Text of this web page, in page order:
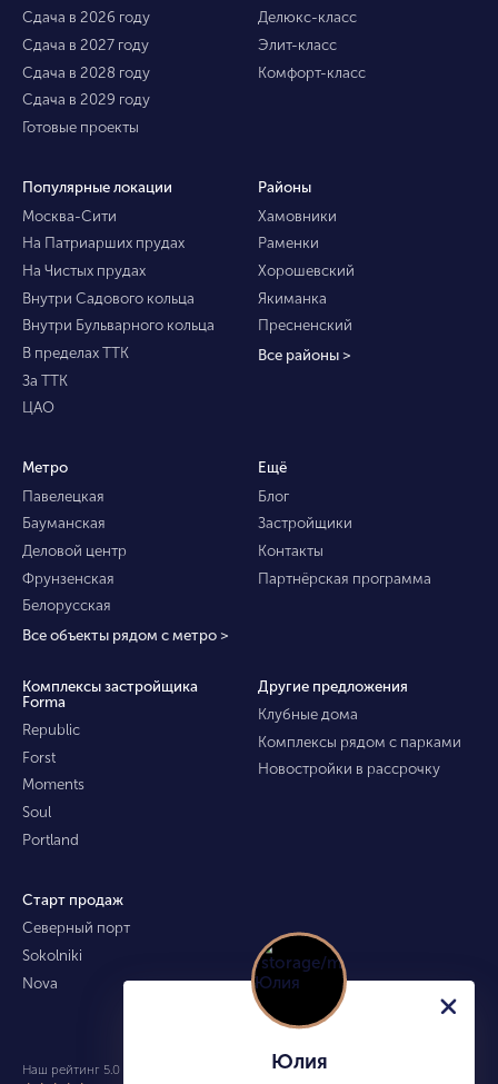
Сдача в 2026 году
Сдача в 2027 году
Сдача в 2028 году
Сдача в 2029 году
Готовые проекты
Делюкс-класс
Элит-класс
Комфорт-класс
Популярные локации
Москва-Сити
На Патриарших прудах
На Чистых прудах
Внутри Садового кольца
Внутри Бульварного кольца
В пределах ТТК
За ТТК
ЦАО
Районы
Хамовники
Раменки
Хорошевский
Якиманка
Пресненский
Все районы >
Метро
Павелецкая
Бауманская
Деловой центр
Фрунзенская
Белорусская
Все объекты рядом с метро >
Ещё
Блог
Застройщики
Контакты
Партнёрская программа
Комплексы застройщика
Forma
Republic
Forst
Moments
Soul
Portland
Другие предложения
Клубные дома
Комплексы рядом с парками
Новостройки в рассрочку
Старт продаж
Северный порт
Sokolniki
Nova
Наш рейтинг 5.0 из 5 (490) Юлия